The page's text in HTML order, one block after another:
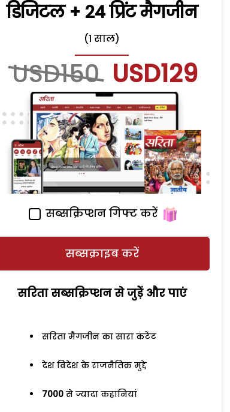
डिजिटल + 24 प्रिंट मैगजीन
(1 साल)
USD150 USD129
सब्सक्रिप्शन गिफ्ट करें
सब्सक्राइब करें
सरिता सब्सक्रिप्शन से जुड़ेें और पाएं
सरिता मैगजीन का सारा कंटेंट
देश विदेश के राजनैतिक मुद्दे
7000 से ज्यादा कहानियां